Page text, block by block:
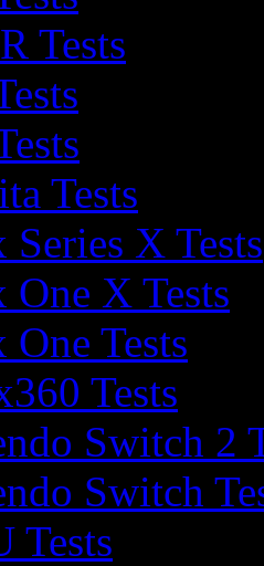
Tests
Tests
X Tests
One X Tests
Tests
Tests
Switch 2
Switch
Tests